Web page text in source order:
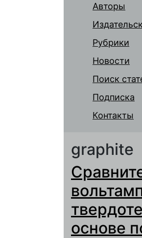
Авторы
Рубрики
Новости
Поиск
Подписка
Контакты
graphite
основе